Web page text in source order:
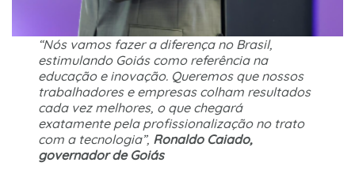
“Nós vamos fazer a diferença no Brasil,
estimulando Goiás como referência na
educação e inovação. Queremos que nossos
trabalhadores e empresas colham resultados
cada vez melhores, o que chegará
exatamente pela profissionalização no trato
com a tecnologia”, Ronaldo Caiado,
governador de Goiás